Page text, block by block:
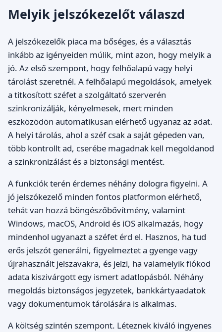
Melyik jelszókezelőt válaszd
A jelszókezelők piaca ma bőséges, és a választás
inkább az igényeiden múlik, mint azon, hogy melyik a
jó. Az első szempont, hogy felhőalapú vagy helyi
tárolást szeretnél. A felhőalapú megoldások, amelyek
a titkosított széfet a szolgáltató szerverén
szinkronizálják, kényelmesek, mert minden
eszközödön automatikusan elérhető ugyanaz az adat.
A helyi tárolás, ahol a széf csak a saját gépeden van,
több kontrollt ad, cserébe magadnak kell megoldanod
a szinkronizálást és a biztonsági mentést.
A funkciók terén érdemes néhány dologra figyelni. A
jó jelszókezelő minden fontos platformon elérhető,
tehát van hozzá böngészőbővítmény, valamint
Windows, macOS, Android és iOS alkalmazás, hogy
mindenhol ugyanazt a széfet érd el. Hasznos, ha tud
erős jelszót generálni, figyelmeztet a gyenge vagy
újrahasznált jelszavakra, és jelzi, ha valamelyik fiókod
adata kiszivárgott egy ismert adatlopásból. Néhány
megoldás biztonságos jegyzetek, bankkártyaadatok
vagy dokumentumok tárolására is alkalmas.
A költség szintén szempont. Léteznek kiváló ingyenes